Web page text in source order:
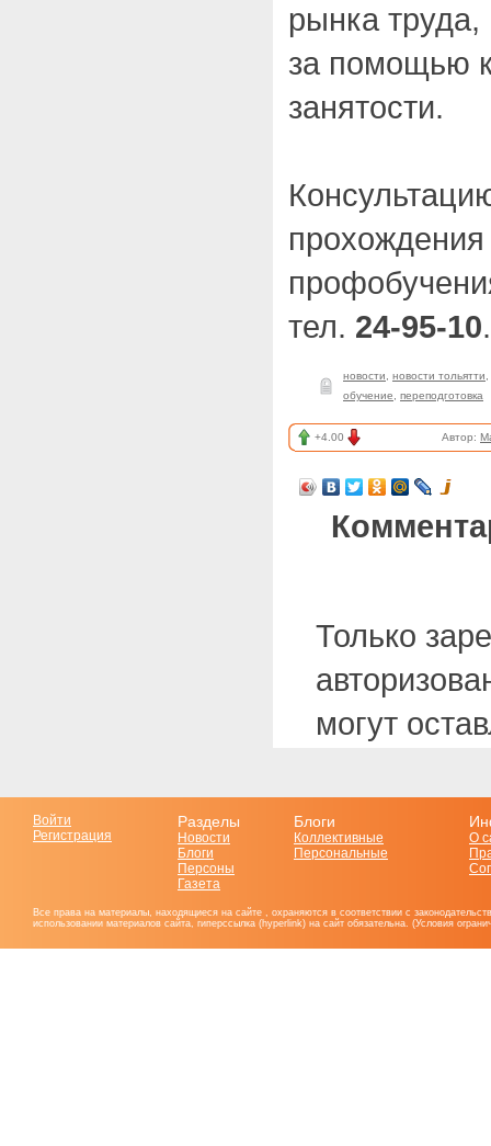
рынка
за помощью
занятости.
тел. 24-95-10.
новости новости тольятти
обучение
переподготовка
+4.00 Автор:
Только
могут
Войти
Регистрация
Разделы
Новости
Блоги
Персоны
Газета
Блоги
Коллективные
Персональные
О
Все права на материалы, находящиеся на сайте , охраняются в соответствии с
использовании материалов сайта, гиперссылка (hyperlink) на сайт обязательна. (Условия